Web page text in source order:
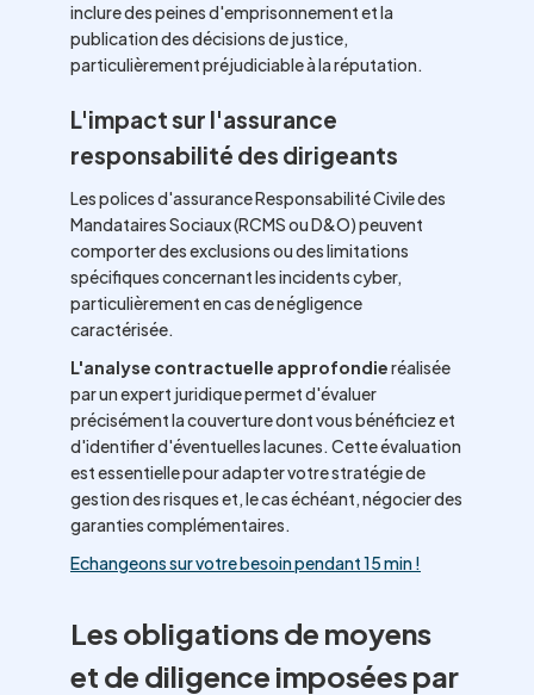
inclure des peines d'emprisonnement et la
publication des décisions de justice,
particulièrement préjudiciable à la réputation.
L'impact sur l'assurance
responsabilité des dirigeants
Les polices d'assurance Responsabilité Civile des
Mandataires Sociaux (RCMS ou D&O) peuvent
comporter des exclusions ou des limitations
spécifiques concernant les incidents cyber,
particulièrement en cas de négligence
caractérisée.
L'analyse contractuelle approfondieréalisée
par un expert juridique permet d'évaluer
précisément la couverture dont vous bénéficiez et
d'identifier d'éventuelles lacunes. Cette évaluation
est essentielle pour adapter votre stratégie de
gestion des risques et, le cas échéant, négocier des
garanties complémentaires.
Echangeons sur votre besoin pendant 15 min !
Les obligations de moyens
et de diligence imposées par